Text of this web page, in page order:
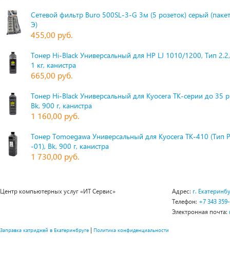
Сетевой фильтр Buro 500SL-3-G 3м (5 розеток) серый
Э)
455,00 руб.
Тонер Hi-Black Универсальный для HP LJ 1010/1200, Тип
1 кг, канистра
665,00 руб.
Тонер Hi-Black Универсальный для Kyocera TK-серии до 35
Bk, 900 г, канистра
1 160,00 руб.
Тонер Tomoegawa Универсальный для Kyocera TK-410 (Тип
-01), Bk, 900 г, канистра
1 730,00 руб.
Центр компьютерных услуг «ИТ Сервис» Адрес: г.
Телефон: +7 343
Электронная почта:
Заправка катриджей в Екатеринбруге | Политика конфиденциальности